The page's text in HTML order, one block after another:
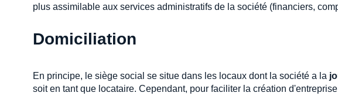
plus assimilable aux services administratifs de la société (financiers,
Domiciliation
En principe, le siège social se situe dans les locaux dont la société a la
soit en tant que locataire. Cependant, pour faciliter la création